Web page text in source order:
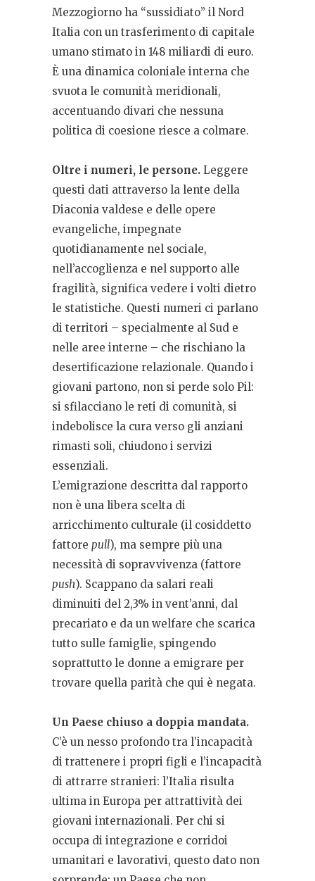
Mezzogiorno ha “sussidiato” il Nord
Italia con un trasferimento di capitale
umano stimato in 148 miliardi di euro.
È una dinamica coloniale interna che
svuota le comunità meridionali,
accentuando divari che nessuna
politica di coesione riesce a colmare.
Oltre i numeri, le persone. Leggere
questi dati attraverso la lente della
Diaconia valdese e delle opere
evangeliche, impegnate
quotidianamente nel sociale,
nell’accoglienza e nel supporto alle
fragilità, significa vedere i volti dietro
le statistiche. Questi numeri ci parlano
di territori – specialmente al Sud e
nelle aree interne – che rischiano la
desertificazione relazionale. Quando i
giovani partono, non si perde solo Pil:
si sfilacciano le reti di comunità, si
indebolisce la cura verso gli anziani
rimasti soli, chiudono i servizi
essenziali.
L’emigrazione descritta dal rapporto
non è una libera scelta di
arricchimento culturale (il cosiddetto
fattore pull), ma sempre più una
necessità di sopravvivenza (fattore
push). Scappano da salari reali
diminuiti del 2,3% in vent’anni, dal
precariato e da un welfare che scarica
tutto sulle famiglie, spingendo
soprattutto le donne a emigrare per
trovare quella parità che qui è negata.
Un Paese chiuso a doppia mandata.
C’è un nesso profondo tra l’incapacità
di trattenere i propri figli e l’incapacità
di attrarre stranieri: l’Italia risulta
ultima in Europa per attrattività dei
giovani internazionali. Per chi si
occupa di integrazione e corridoi
umanitari e lavorativi, questo dato non